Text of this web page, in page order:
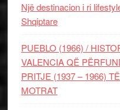
Një destinacion i ri
Shqiptare
PUEBLO (1966) /
VALENCIA QË
PRITJE (1937 – 1966)
MOTRAT